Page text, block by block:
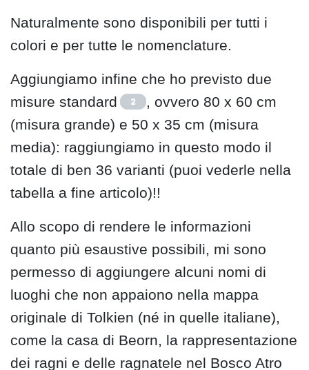
Naturalmente sono disponibili per tutti i
colori e per tutte le nomenclature.
Aggiungiamo infine che ho previsto due
misure standard
2
, ovvero 80 x 60 cm
(misura grande) e 50 x 35 cm (misura
media): raggiungiamo in questo modo il
totale di ben 36 varianti (puoi vederle nella
tabella a fine articolo)!!
Allo scopo di rendere le informazioni
quanto più esaustive possibili, mi sono
permesso di aggiungere alcuni nomi di
luoghi che non appaiono nella mappa
originale di Tolkien (né in quelle italiane),
come la casa di Beorn, la rappresentazione
dei ragni e delle ragnatele nel Bosco Atro